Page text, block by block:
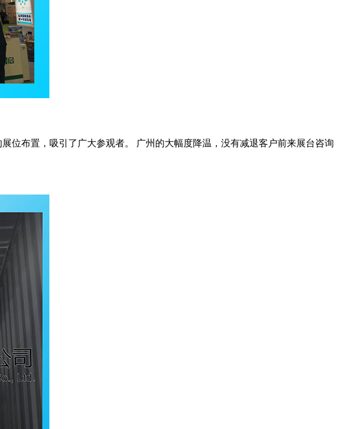
位布置，吸引了广大参观者。 广州的大幅度降温，没有减退客户前来展台咨询